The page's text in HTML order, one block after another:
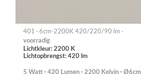
401 · 6cm-2200K 420/220/90 lm ·
voorradig
Lichtkleur: 2200 K
Lichtopbrengst: 420 lm
5 Watt · 420 Lumen · 2200 Kelvin · Ø6cm